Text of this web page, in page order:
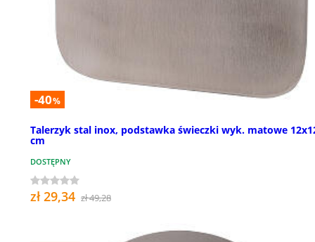
-40%
Talerzyk stal inox, podstawka świeczki wyk. matowe
cm
DOSTĘPNY
zł 29,34 zł 49,28